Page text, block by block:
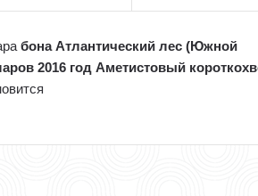
бона Атлантический лес (Южной
2016 год Аметистовый